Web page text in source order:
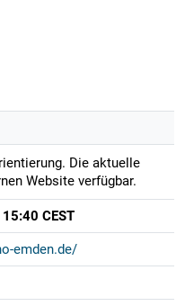
Die aktuelle
Website verfügbar.
CEST
emden.de/